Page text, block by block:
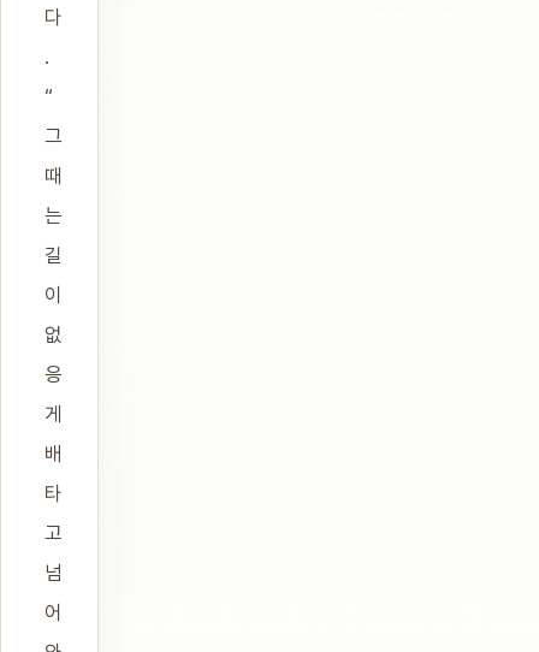
다
.
“
그
때
는
길
이
없
응
게
배
타
고
넘
어